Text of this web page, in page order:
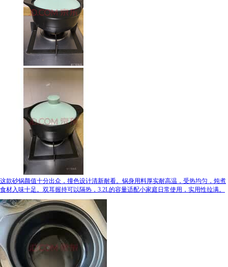
这款砂锅颜值十分出众，撞色设计清新耐看。锅身用料厚实耐高温，受热均匀，炖煮
食材入味十足。双耳握持可以隔热，3.2L的容量适配小家庭日常使用，实用性拉满。